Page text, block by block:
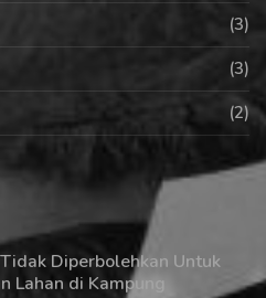
(3)
(3)
(2)
Diperbolehkan Untuk
Lahan di Kampung